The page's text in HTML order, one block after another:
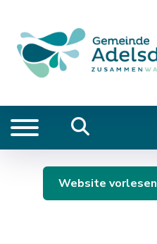
Website vorlesen